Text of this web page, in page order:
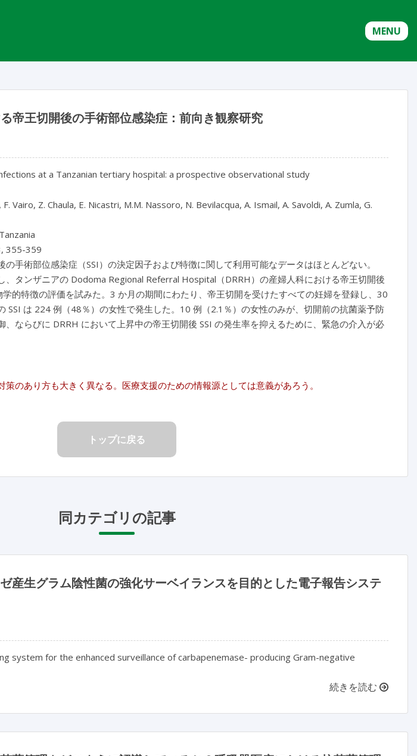
MENU
帝王切開後の手術部位感染症：前向き観察研究
at a Tanzanian tertiary hospital: a prospective observational study
Vairo, Z. Chaula, E. Nicastri, M.M. Nassoro, N. Bevilacqua, A. Ismail, A. Savoldi, A. Zumla, G.
355-359
手術部位感染症（SSI）の決定因子および特徴に関して利用可能なデータはほとんどない。
、タンザニアの Dodoma Regional Referral Hospital（DRRH）の産婦人科における帝王切開後
的特徴の評価を試みた。3 か月の期間にわたり、帝王切開を受けたすべての妊婦を登録し、30
SSI は 224 例（48％）の女性で発生した。10 例（2.1％）の女性のみが、切開前の抗菌薬予防
ならびに DRRH において上昇中の帝王切開後 SSI の発生率を抑えるために、緊急の介入が必
のあり方も大きく異なる。医療支援のための情報源としては意義があろう。
トップに戻る
同カテゴリの記事
産生グラム陰性菌の強化サーベイランスを目的とした電子報告システ
system for the enhanced surveillance of carbapenemase- producing Gram-negative
続きを読む